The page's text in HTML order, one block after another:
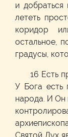
и
лететь
коридор
остальное,
градусы,
16 Есть
У Бога есть
народа. И Он